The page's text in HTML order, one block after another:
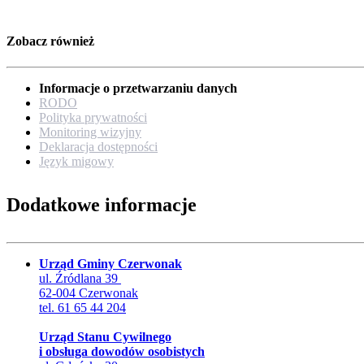
Zobacz również
Informacje o przetwarzaniu danych
RODO
Polityka prywatności
Monitoring wizyjny
Deklaracja dostępności
Język migowy
Dodatkowe informacje
Urząd Gminy Czerwonak
ul. Źródlana 39
62-004 Czerwonak
tel. 61 65 44 204
Urząd Stanu Cywilnego
i obsługa dowodów osobistych